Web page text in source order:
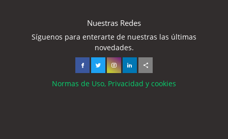
Nuestras Redes
Síguenos para enterarte de nuestras las últimas
novedades.
Normas de Uso, Privacidad y cookies